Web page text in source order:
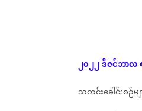
၂၀၂၂ဒီဇင်ဘာလ
သတင်းခေါင်းစဉ်မျ